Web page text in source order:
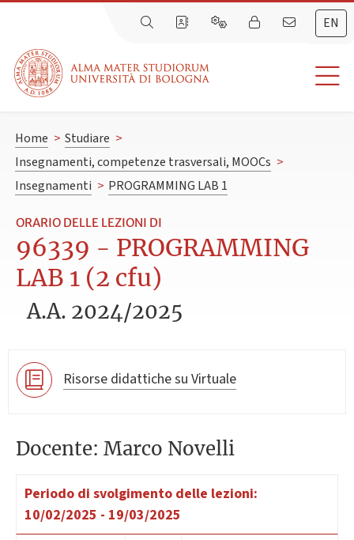
EN
Home > Studiare >
Insegnamenti, competenze trasversali, MOOCs >
Insegnamenti > PROGRAMMING LAB 1
ORARIO DELLE LEZIONI DI
96339 - PROGRAMMING
LAB 1 (2 cfu)
A.A. 2024/2025
Risorse didattiche su Virtuale
Docente: Marco Novelli
Periodo di svolgimento delle lezioni:
10/02/2025 - 19/03/2025